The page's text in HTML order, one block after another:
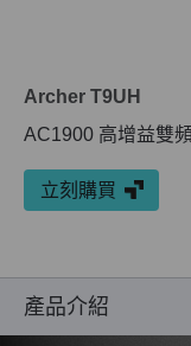
Archer T9UH
AC1900 高增益雙
立刻購買
產品介紹